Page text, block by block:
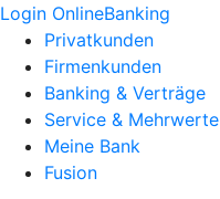
Login OnlineBanking
Privatkunden
Firmenkunden
Banking & Verträge
Service & Mehrwerte
Meine Bank
Fusion